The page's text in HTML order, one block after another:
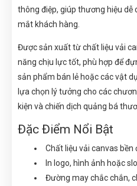
thông điệp, giúp thương hiệu dễ
mắt khách hàng.
Được sản xuất từ chất liệu vải
năng chịu lực tốt, phù hợp để
sản phẩm bán lẻ hoặc các vật
lựa chọn lý tưởng cho các
kiện và chiến dịch quảng bá
Đặc Điểm Nổi Bật
Chất liệu vải canvas bền
In logo, hình ảnh hoặc
Đường may chắc chắn,